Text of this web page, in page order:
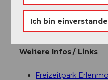
direkt beim Bahnhof
Fahrplan SBB
Weitere Infos / Links
Freizeitpark
Ich bin